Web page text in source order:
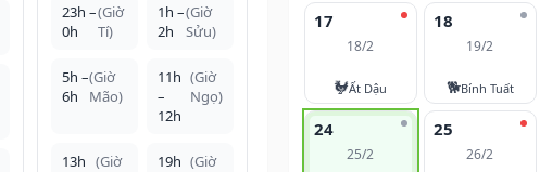
23h –
0h
(Giờ
Tí)
1h –
2h
(Giờ
Sửu)
5h –
6h
(Giờ
Mão)
11h
–
12h
(Giờ
Ngọ)
13h (Giờ
19h (Giờ
17
18/2
🐓Ất Dậu
18
19/2
🐕Bính Tuất
24
25/2
25
26/2